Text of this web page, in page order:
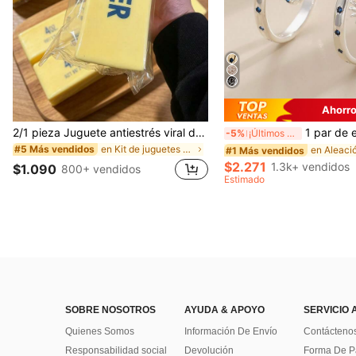
2/1 pieza Juguete antiestrés viral de mantequilla suave y lindo de gran tamaño, juguete de alivio del estrés, estimulación sensorial, pelota antiestrés, adecuado como regalo de Pascua, cumpleaños, graduación, favor de fiesta, suministros para despedida de soltera, estilo dumpling de rebote lento, estético, regalo de Navidad
#5 Más vendidos en Kit de juguetes de viaje Juguetes para apretar
$1.090 800+ vendidos
-5% ¡Últimos 3 días 1 par de elegantes y lujosos pendientes de cobre con media luna asimétrica y sol de cristal, pendientes de mujer, adecuados para uso diario
#1 Más vendidos
$2.271 1.3k+ vendidos
Estimado
SOBRE NOSOTROS
Quienes Somos
Responsabilidad social
AYUDA & APOYO
Información De Envío
Devolución
SERVICIO
Forma De